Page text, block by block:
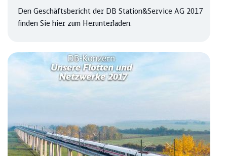
Den Geschäftsbericht der DB Station&Service AG 2017
finden Sie hier zum Herunterladen.